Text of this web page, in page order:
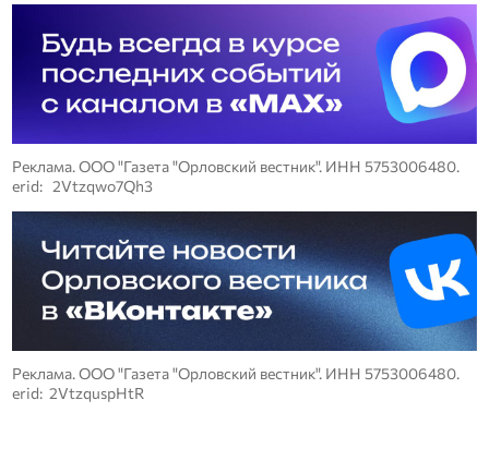
Реклама. ООО "Газета "Орловский вестник". ИНН 5753006480.
erid: 2Vtzqwo7Qh3
Реклама. ООО "Газета "Орловский вестник". ИНН 5753006480.
erid: 2VtzquspHtR